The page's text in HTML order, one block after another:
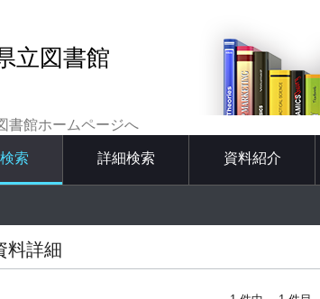
立図書館
書館ホームページへ
索 詳細検索 資料紹介
料詳細